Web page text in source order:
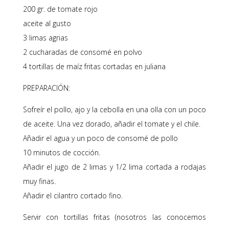
200 gr. de tomate rojo
aceite al gusto
3 limas agrias
2 cucharadas de consomé en polvo
4 tortillas de maíz fritas cortadas en juliana
PREPARACIÓN:
Sofreír el pollo, ajo y la cebolla en una olla con un poco
de aceite. Una vez dorado, añadir el tomate y el chile.
Añadir el agua y un poco de consomé de pollo
10 minutos de cocción.
Añadir el jugo de 2 limas y 1/2 lima cortada a rodajas
muy finas.
Añadir el cilantro cortado fino.
Servir con tortillas fritas (nosotros las conocemos